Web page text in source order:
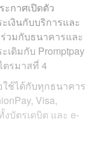
กาศเปิดตัว
เงินกับบริการและ
วมกับธนาคารและ
เดิมกับ Promptpay
ตรมาสที่ 4
ใช้ได้กับทุกธนาคาร
Visa,
งบัตรเดบิต และ e-